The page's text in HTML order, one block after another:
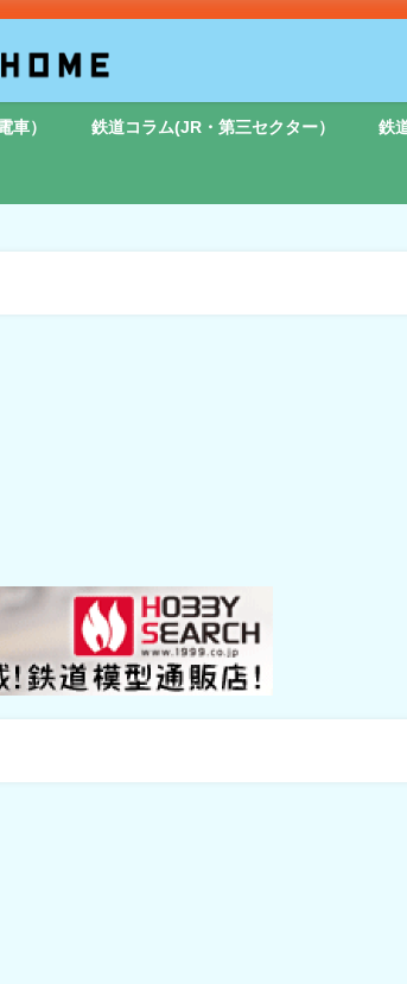
車） 鉄道コラム(JR・第三セクター） 鉄